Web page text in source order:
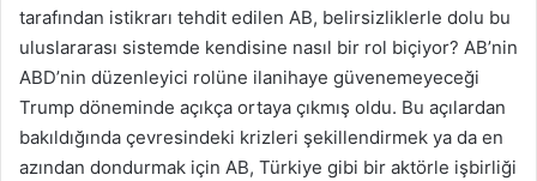
tarafından istikrarı tehdit edilen AB, belirsizliklerle dolu bu
uluslararası sistemde kendisine nasıl bir rol biçiyor? AB’nin
ABD’nin düzenleyici rolüne ilanihaye güvenemeyeceği
Trump döneminde açıkça ortaya çıkmış oldu. Bu açılardan
bakıldığında çevresindeki krizleri şekillendirmek ya da en
azından dondurmak için AB, Türkiye gibi bir aktörle işbirliği